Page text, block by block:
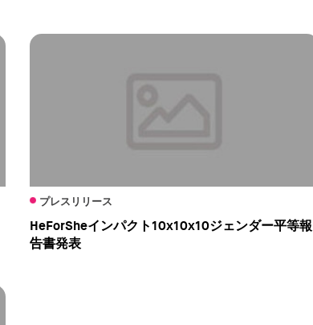
プレスリリース
HeForSheインパクト10x10x10ジェンダー平等報
告書発表